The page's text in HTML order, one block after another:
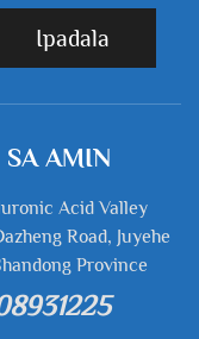
Ipadala
SA AMIN
Acid Valley
Road, Juyehe
Province